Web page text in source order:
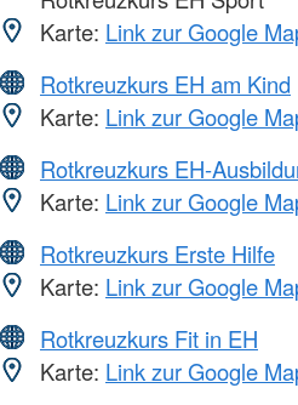
Karte: Link zur Google
Rotkreuzkurs EH am Kind
Karte: Link zur Google
Rotkreuzkurs EH-
Karte: Link zur Google
Rotkreuzkurs Erste Hilfe
Karte: Link zur Google
Rotkreuzkurs Fit in EH
Karte: Link zur Google